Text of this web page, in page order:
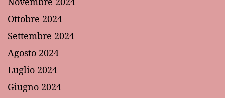
Ottobre 2024
Settembre 2024
Agosto 2024
Luglio 2024
Giugno 2024